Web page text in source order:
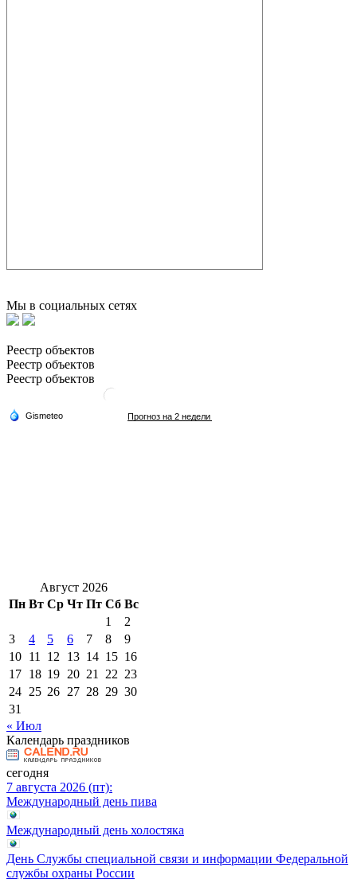
Мы в социальных сетях
Реестр объектов
Реестр объектов
Реестр объектов
Август 2026
Пн Вт Ср Чт Пт Сб Вс
1
2
3
4 5 6 7 8
9
10 11 12 13 14 15 16
17 18 19 20 21 22 23
24 25 26 27 28 29 30
31
« Июл
Календарь праздников
сегодня
7 августа 2026 (пт):
Международный день пива
Международный день холостяка
День Службы специальной связи и информации Федеральной
службы охраны России